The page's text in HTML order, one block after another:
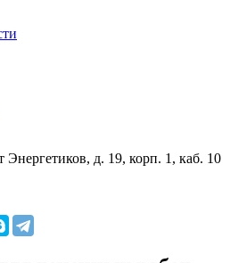
Энергетиков, д. 19, корп. 1, каб. 10